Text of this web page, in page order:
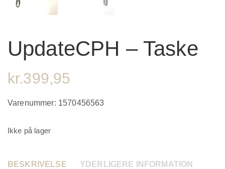
UpdateCPH – Taske
kr.399,95
Varenummer: 1570456563
Ikke på lager
BESKRIVELSE YDERLIGERE INFORMATION